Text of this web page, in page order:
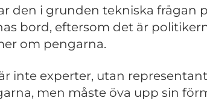
den i grunden tekniska frågan
bord, eftersom det är
om pengarna.
inte experter, utan
men måste öva upp sin